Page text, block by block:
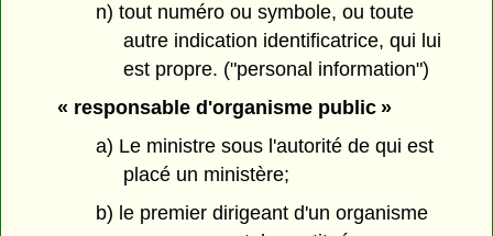
n) tout numéro ou symbole, ou toute
autre indication identificatrice, qui lui
est propre. ("personal information")
« responsable d'organisme public »
a) Le ministre sous l'autorité de qui est
placé un ministère;
b) le premier dirigeant d'un organisme